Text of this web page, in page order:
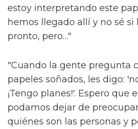
estoy interpretando este
hemos llegado allí y no sé si
pronto, pero…"
"Cuando la gente pregunta
papeles soñados, les digo:
¡Tengo planes!'. Espero que
podamos dejar de
quiénes son las personas y